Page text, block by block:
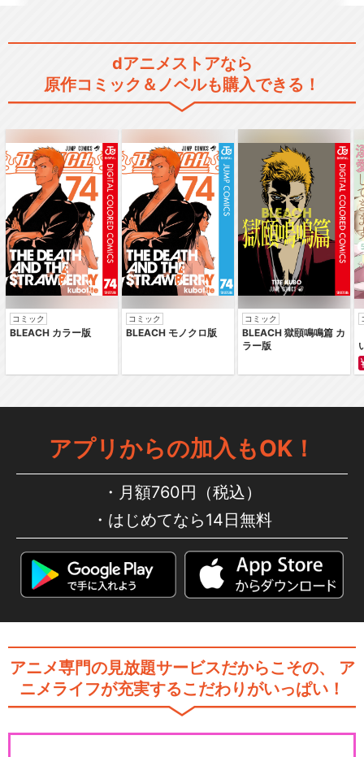
dアニメストアなら
原作コミック＆ノベルも購入できる！
コミック
BLEACH カラー版
コミック
BLEACH モノクロ版
コミック
BLEACH 獄頤鳴鳴篇 カ
ラー版
アプリからの加入もOK！
月額760円（税込）
はじめてなら14日無料
アニメ専門の見放題サービスだからこその、
ア
ニメライフが充実するこだわりがいっぱい！